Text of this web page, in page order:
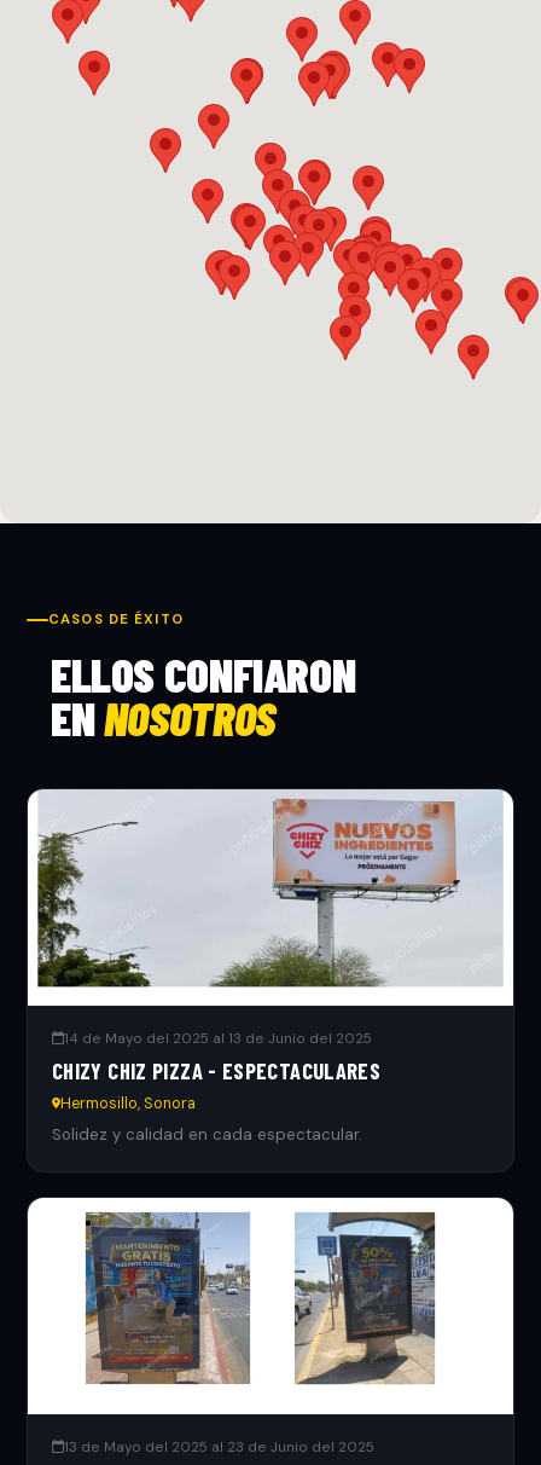
CASOS DE ÉXITO
ELLOS CONFIARON
ENNOSOTROS
14 de Mayo del 2025 al 13 de Junio del 2025
CHIZY CHIZ PIZZA - ESPECTACULARES
Hermosillo, Sonora
Solidez y calidad en cada espectacular.
13 de Mayo del 2025 al 23 de Junio del 2025